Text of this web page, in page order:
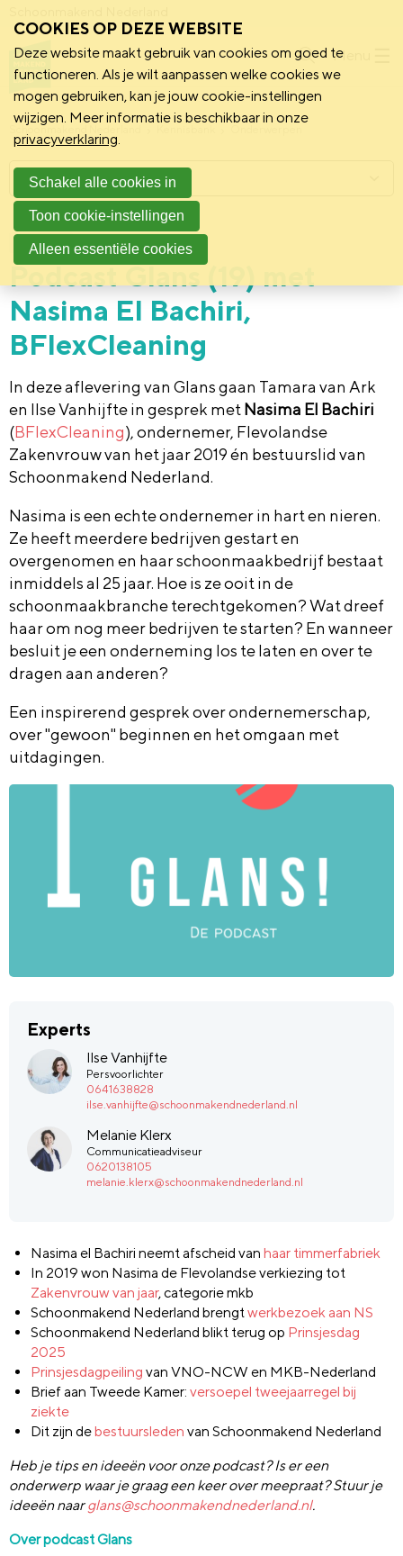
Menu
Schoonmakend Nederland
Vereniging 10 oktober 2025
Podcast Glans (19) met
Nasima El Bachiri,
BFlexCleaning
In deze aflevering van Glans gaan Tamara van Ark
en Ilse Vanhijfte in gesprek met Nasima El Bachiri
(⁠BFlexCleaning⁠), ondernemer, Flevolandse
Zakenvrouw van het jaar 2019 én bestuurslid van
Schoonmakend Nederland.
Nasima is een echte ondernemer in hart en nieren.
Ze heeft meerdere bedrijven gestart en
overgenomen en haar schoonmaakbedrijf bestaat
inmiddels al 25 jaar. Hoe is ze ooit in de
schoonmaakbranche terechtgekomen? Wat dreef
haar om nog meer bedrijven te starten? En wanneer
besluit je een onderneming los te laten en over te
dragen aan anderen?
Een inspirerend gesprek over ondernemerschap,
over "gewoon" beginnen en het omgaan met
uitdagingen.
Experts
Ilse Vanhijfte
Persvoorlichter
0641638828
ilse.vanhijfte@schoonmakendnederland.nl
Melanie Klerx
Communicatieadviseur
0620138105
melanie.klerx@schoonmakendnederland.nl
Nasima el Bachiri neemt afscheid van haar timmerfabriek
In 2019 won Nasima de Flevolandse verkiezing tot
Zakenvrouw van jaar, categorie mkb
Schoonmakend Nederland brengtwerkbezoek aan NS
Schoonmakend Nederland blikt terug op Prinsjesdag
2025
Prinsjesdagpeiling van VNO-NCW en MKB-Nederland
Brief aan Tweede Kamer: versoepel tweejaarregel bij
ziekte
Dit zijn debestuursleden van Schoonmakend Nederland
Heb je tips en ideeën voor onze podcast? Is er een
onderwerp waar je graag een keer over meepraat? Stuur je
ideeën naarglans@schoonmakendnederland.nl.
Over podcast Glans
Menu
COOKIES OP DEZE WEBSITE
Deze website maakt gebruik van cookies om goed te
functioneren. Als je wilt aanpassen welke cookies we
mogen gebruiken, kan je jouw cookie-instellingen
wijzigen. Meer informatie is beschikbaar in onze
privacyverklaring.
Schakel alle cookies in
Toon cookie-instellingen
Alleen essentiële cookies